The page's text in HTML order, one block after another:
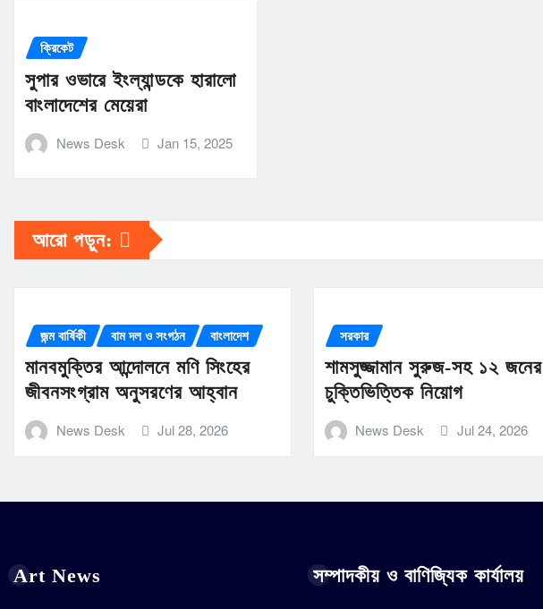
ক্রিকেট
সুপার ওভারে ইংল্যান্ডকে হারালো
বাংলাদেশের মেয়েরা
News Desk Jan 15, 2025
আরো পড়ুন:
জন্ম বার্ষিকী বাম দল ও সংগঠন বাংলাদেশ
মানবমুক্তির আন্দোলনে মণি সিংহের
জীবনসংগ্রাম অনুসরণের আহ্বান
News Desk Jul 28, 2026
সরকার
শামসুজ্জামান সুরুজ-সহ ১২ জনের
চুক্তিভিত্তিক নিয়োগ
News Desk Jul 24, 2026
Art News সম্পাদকীয় ও বাণিজ্যিক কার্যালয়